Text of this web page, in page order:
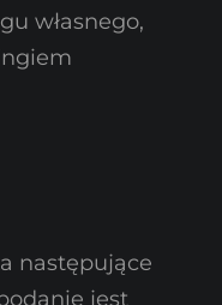
własnego,
następujące
jest